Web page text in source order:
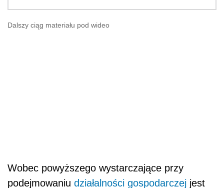
Dalszy ciąg materiału pod wideo
Wobec powyższego wystarczające przy
podejmowaniu działalności gospodarczej jest